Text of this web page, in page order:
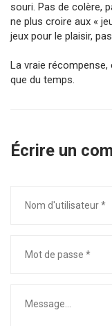
souri. Pas de colère,
ne plus croire aux «
jeux pour le plaisir,
La vraie récompense,
que du temps.
Écrire un